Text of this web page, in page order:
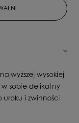
wysokiej
w sobie delikatny
i zwinności